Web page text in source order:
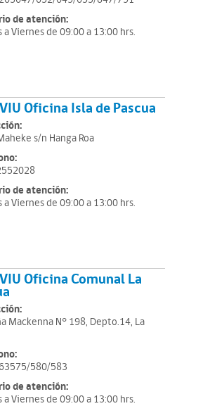
de atención:
a Viernes de 09:00 a 13:00 hrs.
Oficina Isla de Pascua
s/n Hanga Roa
de atención:
a Viernes de 09:00 a 13:00 hrs.
Oficina Comunal La
Mackenna N° 198, Depto.14, La
580/583
de atención:
a Viernes de 09:00 a 13:00 hrs.